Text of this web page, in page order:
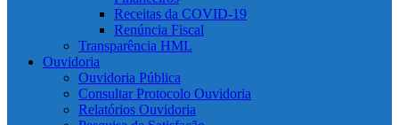
Receitas da COVID-19
Renúncia Fiscal
Transparência HML
Ouvidoria
Ouvidoria Pública
Consultar Protocolo Ouvidoria
Relatórios Ouvidoria